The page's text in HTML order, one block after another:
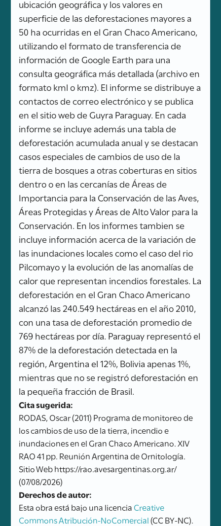
ubicación geográfica y los valores en
superficie de las deforestaciones mayores a
50 ha ocurridas en el Gran Chaco Americano,
utilizando el formato de transferencia de
información de Google Earth para una
consulta geográfica más detallada (archivo en
formato kml o kmz). El informe se distribuye a
contactos de correo electrónico y se publica
en el sitio web de Guyra Paraguay. En cada
informe se incluye además una tabla de
deforestación acumulada anual y se destacan
casos especiales de cambios de uso de la
tierra de bosques a otras coberturas en sitios
dentro o en las cercanías de Áreas de
Importancia para la Conservación de las Aves,
Áreas Protegidas y Áreas de Alto Valor para la
Conservación. En los informes tambien se
incluye información acerca de la variación de
las inundaciones locales como el caso del rio
Pilcomayo y la evolución de las anomalías de
calor que representan incendios forestales. La
deforestación en el Gran Chaco Americano
alcanzó las 240.549 hectáreas en el año 2010,
con una tasa de deforestación promedio de
769 hectáreas por día. Paraguay representó el
87% de la deforestación detectada en la
región, Argentina el 12%, Bolivia apenas 1%,
mientras que no se registró deforestación en
la pequeña fracción de Brasil.
Cita sugerida:
RODAS, Oscar (2011) Programa de monitoreo de
los cambios de uso de la tierra, incendio e
inundaciones en el Gran Chaco Americano. XIV
RAO 41 pp. Reunión Argentina de Ornitología.
Sitio Web https://rao.avesargentinas.org.ar/
(07/08/2026)
Derechos de autor:
Esta obra está bajo una licencia Creative
Commons Atribución-NoComercial(CC BY-NC).